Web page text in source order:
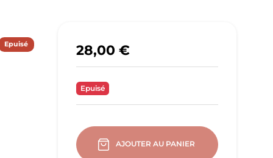
Epuisé 28,00 €
Epuisé
AJOUTER AU PANIER